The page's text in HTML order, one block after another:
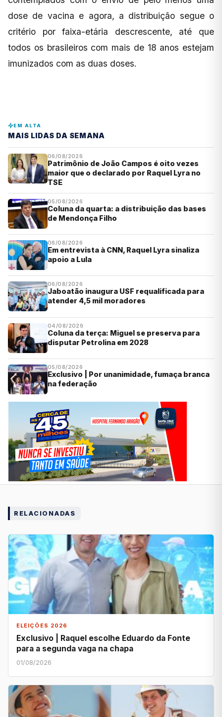
dose de vacina e agora, a distribuição segue o
critério por faixa-etária descrescente, até que
todos os brasileiros com mais de 18 anos estejam
imunizados com as duas doses.
EM ALTA
MAIS LIDAS DA SEMANA
06/08/2026
Patrimônio de João Campos é oito vezes
maior que o declarado por Raquel Lyra no
TSE
05/08/2026
Coluna da quarta: a distribuição das bases
de Mendonça Filho
06/08/2026
Em entrevista à CNN, Raquel Lyra sinaliza
apoio a Lula
06/08/2026
Jaboatão inaugura USF requalificada para
atender 4,5 mil moradores
04/08/2026
Coluna da terça: Miguel se preserva para
disputar Petrolina em 2028
05/08/2026
Exclusivo | Por unanimidade, fumaça branca
na federação
RELACIONADAS
ELEIÇÕES 2026
Exclusivo | Raquel escolhe Eduardo da Fonte
para a segunda vaga na chapa
01/08/2026